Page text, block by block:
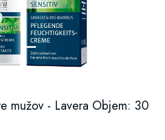
mužov - Lavera Objem: 30